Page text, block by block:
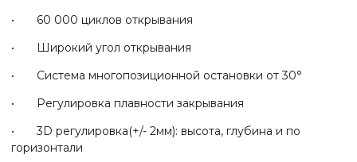
• 60 000 циклов открывания
• Широкий угол открывания
• Система многопозиционной остановки от 30°
• Регулировка плавности закрывания
• 3D регулировка(+/- 2мм): высота, глубина и по
горизонтали